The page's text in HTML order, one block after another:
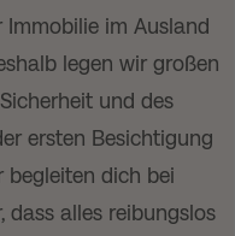
Immobilie im Ausland
legen wir großen
und des
ersten Besichtigung
begleiten dich bei
dass alles reibungslos